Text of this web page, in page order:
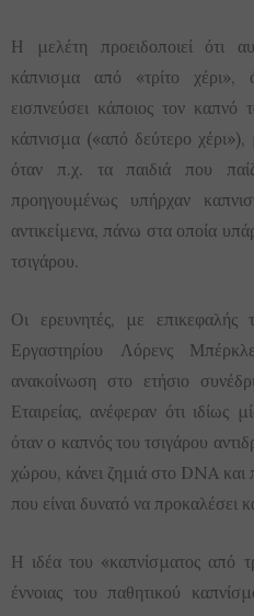
Η μελέτη προειδοποιεί ότι
κάπνισμα από «τρίτο χέρι»,
εισπνεύσει κάποιος τον
κάπνισμα («από δεύτερο χέρι»),
όταν π.χ. τα παιδιά που
προηγουμένως υπήρχαν
αντικείμενα, πάνω στα οποία
τσιγάρου.
Οι ερευνητές, με
Εργαστηρίου Λόρενς
ανακοίνωση στο ετήσιο
Εταιρείας, ανέφεραν ότι ιδίως
όταν ο καπνός του τσιγάρου
χώρου, κάνει ζημιά στο DNA
που είναι δυνατό να προκαλέσει
Η ιδέα του «καπνίσματος από
έννοιας του παθητικού